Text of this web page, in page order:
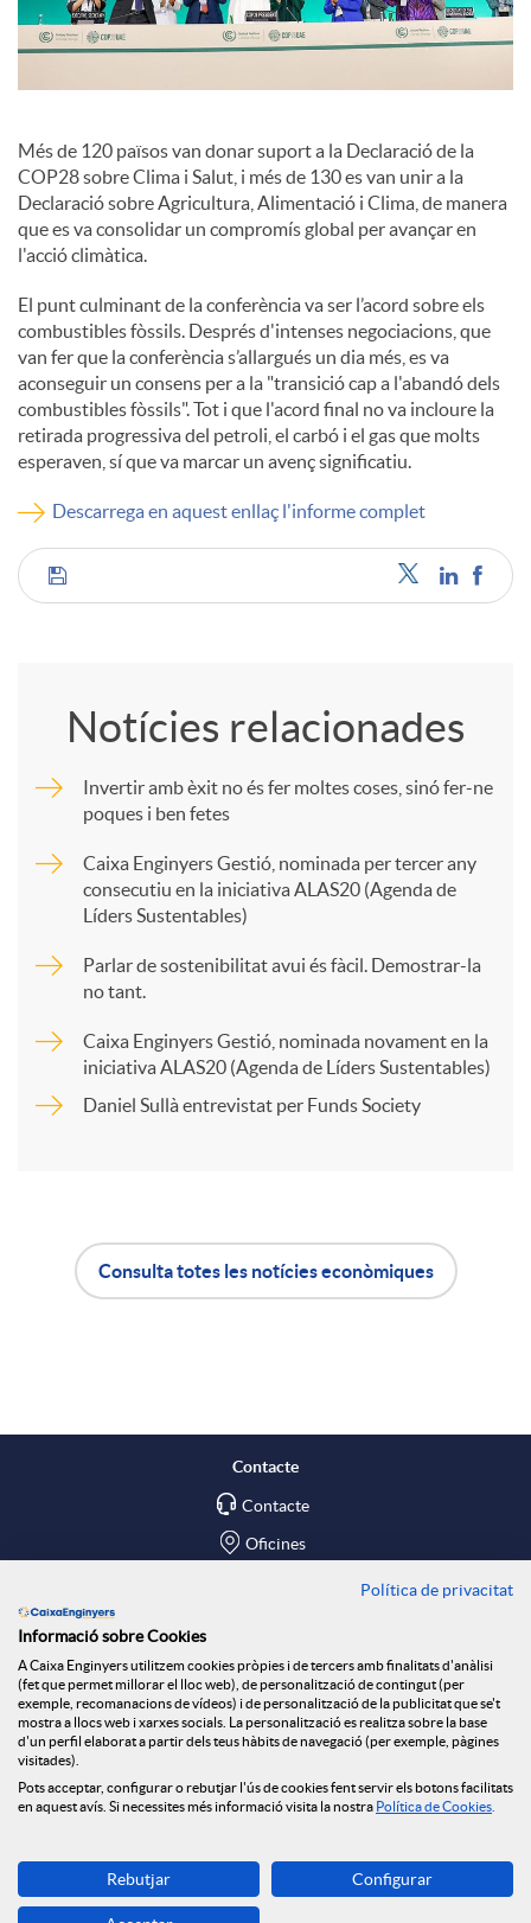
n
t
i
n
g
u
t
s
Més de 120 països van donar suport a la Declaració de la
COP28 sobre Clima i Salut, i més de 130 es van unir a la
Declaració sobre Agricultura, Alimentació i Clima, de manera
que es va consolidar un compromís global per avançar en
l'acció climàtica.
El punt culminant de la conferència va ser l’acord sobre els
combustibles fòssils. Després d'intenses negociacions, que
van fer que la conferència s’allargués un dia més, es va
aconseguir un consens per a la "transició cap a l'abandó dels
combustibles fòssils". Tot i que l'acord final no va incloure la
retirada progressiva del petroli, el carbó i el gas que molts
esperaven, sí que va marcar un avenç significatiu.
Descarrega en aquest enllaç l'informe complet
C
a
x
e
s
S
o
Notícies relacionades
Invertir amb èxit no és fer moltes coses, sinó fer-ne
poques i ben fetes
Caixa Enginyers Gestió, nominada per tercer any
consecutiu en la iniciativa ALAS20 (Agenda de
Líders Sustentables)
Parlar de sostenibilitat avui és fàcil. Demostrar-la
no tant.
Caixa Enginyers Gestió, nominada novament en la
iniciativa ALAS20 (Agenda de Líders Sustentables)
Daniel Sullà entrevistat per Funds Society
c
a
c
o
n
n
o
i
Consulta totes les notícies econòmiques
Contacte
Contacte
Oficines
Social Room
Seguretat Online
Descarrega-la ara
Banca MOBILE
Política de privacitat
Informació sobre Cookies
A Caixa Enginyers utilitzem cookies pròpies i de tercers amb finalitats d'anàlisi
(fet que permet millorar el lloc web), de personalització de contingut (per
exemple, recomanacions de vídeos) i de personalització de la publicitat que se't
mostra a llocs web i xarxes socials. La personalització es realitza sobre la base
d'un perfil elaborat a partir dels teus hàbits de navegació (per exemple, pàgines
visitades).
Pots acceptar, configurar o rebutjar l'ús de cookies fent servir els botons facilitats
en aquest avís. Si necessites més informació visita la nostra Política de Cookies
Rebutjar Configurar